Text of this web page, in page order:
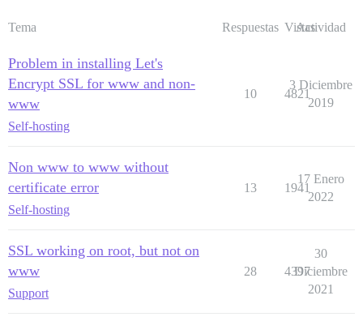
Tema Respuestas Vistas
Actividad
Problem in installing Let's
Encrypt SSL for www and non-
www
Self-hosting
10 4821
3 Diciembre
2019
Non www to www without
certificate error
Self-hosting
13 1941
17 Enero
2022
SSL working on root, but not on
www
Support
28 4397
30
Diciembre
2021